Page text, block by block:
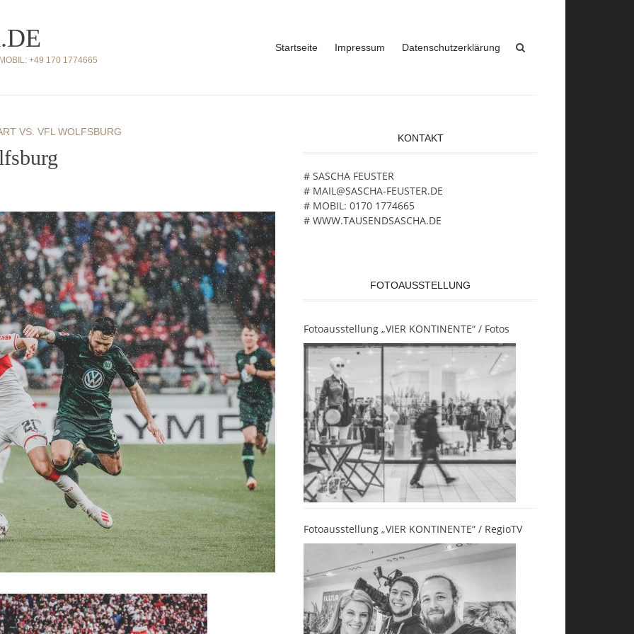
+49 170 1774665
Startseite Impressum Datenschutzerklärung
VS. VFL WOLFSBURG
KONTAKT
# SASCHA FEUSTER
# MAIL@SASCHA-FEUSTER.DE
# MOBIL: 0170 1774665
# WWW.TAUSENDSASCHA.DE
FOTOAUSSTELLUNG
Fotoausstellung „VIER KONTINENTE“ / Fotos
Fotoausstellung „VIER KONTINENTE“ / RegioTV